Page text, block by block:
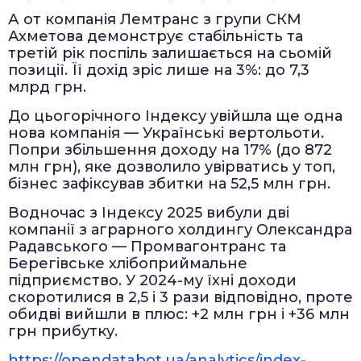
А от компанія Лемтранс з групи СКМ
Ахметова демонструє стабільність та
третій рік поспіль залишається на сьомій
позиції. Її дохід зріс лише на 3%: до 7,3
млрд грн.
До цьогорічного Індексу увійшла ще одна
нова компанія — Українські вертольоти.
Попри збільшення доходу на 17% (до 872
млн грн), яке дозволило увірватись у топ,
бізнес зафіксував збитки на 52,5 млн грн.
Водночас з Індексу 2025 вибули дві
компанії з аграрного холдингу Олександра
Радавського — Промвагонтранс та
Берегівське хлібоприймальне
підприємство. У 2024-му їхні доходи
скоротилися в 2,5 і 3 рази відповідно, проте
обидві вийшли в плюс: +2 млн грн і +36 млн
грн прибутку.